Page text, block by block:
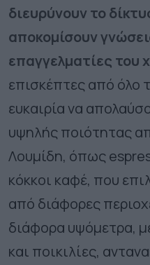
διευρύνουν το
αποκομίσουν
επαγγελματίες του
επισκέπτες από όλο
ευκαιρία να
υψηλής ποιότητας
Λουμίδη, όπως
κόκκοι καφέ, που
από διάφορες
διάφορα υψόμετρα,
και ποικιλίες,